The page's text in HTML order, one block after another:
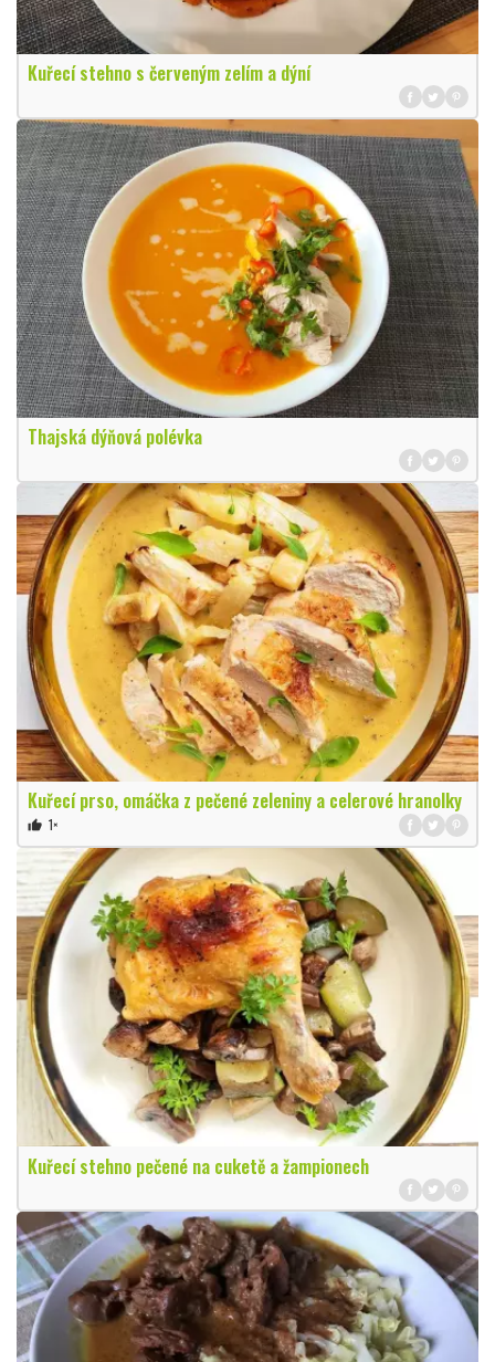
Kuřecí stehno s červeným zelím a dýní
Thajská dýňová polévka
Kuřecí prso, omáčka z pečené zeleniny a celerové hranolky
thumb_up 1×
Kuřecí stehno pečené na cuketě a žampionech